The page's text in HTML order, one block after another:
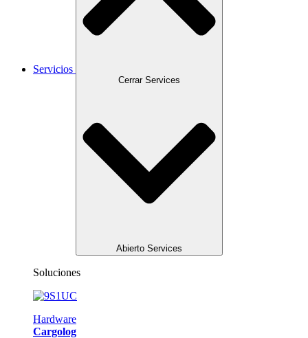
Servicios
Cerrar Services
Abierto Services
Soluciones
Hardware
Cargolog